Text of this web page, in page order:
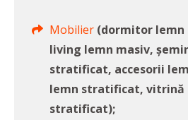
Mobilier (dormitor lemn
living lemn masiv,
stratificat, accesorii
lemn stratificat, vitrină
stratificat);